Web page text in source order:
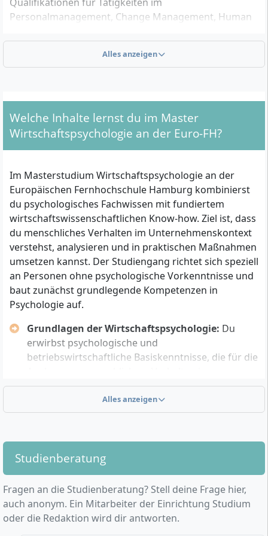
Personalmanagement, Change Management, Human
Für die Zulassung zum Master-Studium benötigst du
einen ersten berufsqualifizierenden
Hochschulabschluss (zum Beispiel Bachelor, Diplom
oder gleichwertig) – bevorzugt aus den
angrenzenden Bereich. Zusätzlich werden mindestens
ein Jahr einschlägige, qualifizierte Berufserfahrung
nach dem Erststudium sowie Englischkenntnisse
vorausgesetzt. Ein Numerus Clausus (NC) ist nicht
erforderlich. Solltest du keinen Erststudienabschluss
besitzen, kann unter bestimmten Voraussetzungen
der Zugang über das Master-Einstiegsprogramm der
Euro-FH erfolgen; hier prüft die Hochschule individuell,
ob eine gleichwertige Qualifikation und ausreichende
Berufserfahrung vorliegen.
Du solltest Interesse an betriebswirtschaftlichen und
psychologischen Zusammenhängen mitbringen sowie
Offenheit für anwendungsorientiertes Arbeiten
Kommunikationsfähigkeit und
Problemlösungskompetenz sind wichtig, da
Selbstorganisation, Eigeninitiative und
Zeitmanagement unerlässlich, um das Studium flexibel
neben dem Beruf zu absolvieren.
Alles anzeigen
Welche Inhalte lernst du im Master
Wirtschaftspsychologie an der Euro-FH?
Im Masterstudium Wirtschaftspsychologie an der
Europäischen Fernhochschule Hamburg kombinierst
du psychologisches Fachwissen mit fundiertem
wirtschaftswissenschaftlichen Know-how. Ziel ist, dass
du menschliches Verhalten im Unternehmenskontext
verstehst, analysieren und in praktischen Maßnahmen
umsetzen kannst. Der Studiengang richtet sich speziell
an Personen ohne psychologische Vorkenntnisse und
baut zunächst grundlegende Kompetenzen in
Psychologie auf.
Grundlagen der Wirtschaftspsychologie: Du
erwirbst psychologische und
betriebswirtschaftliche Basiskenntnisse, die für die
Organisationen notwendig sind.
Kommunikation und Interaktion:
vermittelt, wie du Kommunikation im
gestaltest.
Personal und Organisationsentwicklung:
erlernst Methoden für die Entwicklung von
Mitarbeitenden sowie Strategien, um
Organisationsstrukturen und
Unternehmenskultur zielgerichtet zu gestalten.
Alles anzeigen
Studienberatung
Fragen an die Studienberatung? Stell deine Frage hier,
auch anonym. Ein Mitarbeiter der Einrichtung Studium
oder die Redaktion wird dir antworten.